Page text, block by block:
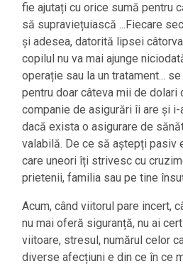
fie ajutați cu orice sumă pentru
să supraviețuiască ...Fiecare
și adesea, datorită lipsei
copilul nu va mai ajunge
operație sau la un tratament...
pentru doar câteva mii de dolari
companie de asigurări îi are și
dacă exista o asigurare de
valabilă. De ce să aștepți pasiv
care uneori îți strivesc cu
prietenii, familia sau pe tine
Acum, când viitorul pare incert,
nu mai oferă siguranță, nu ai
viitoare, stresul, numărul celor
diverse afecțiuni e din ce în ce